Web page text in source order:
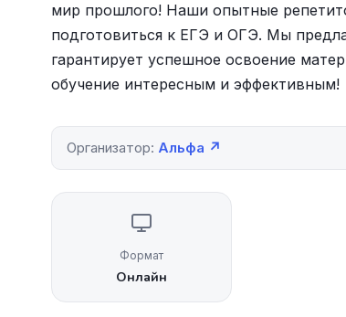
мир прошлого! Наши опытные
подготовиться к ЕГЭ и ОГЭ. Мы
гарантирует успешное освоение
обучение интересным и эффективным!
Организатор: Альфа ↗
Формат
Онлайн